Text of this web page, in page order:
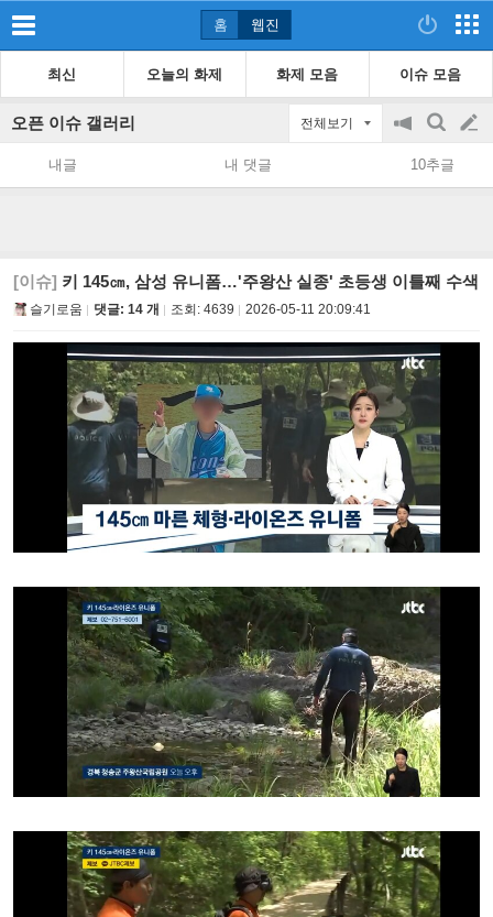
홈 웹진
최신 오늘의 화제 화제 모음 이슈 모음
오픈 이슈 갤러리 전체보기
공
지
on/off
검
색
글
쓰
내글 내 댓글 10추글
[이슈] 키 145㎝, 삼성 유니폼…'주왕산 실종' 초등생 이틀째 수색
슬기로움 댓글: 14 개 조회: 4639 2026-05-11 20:09:41